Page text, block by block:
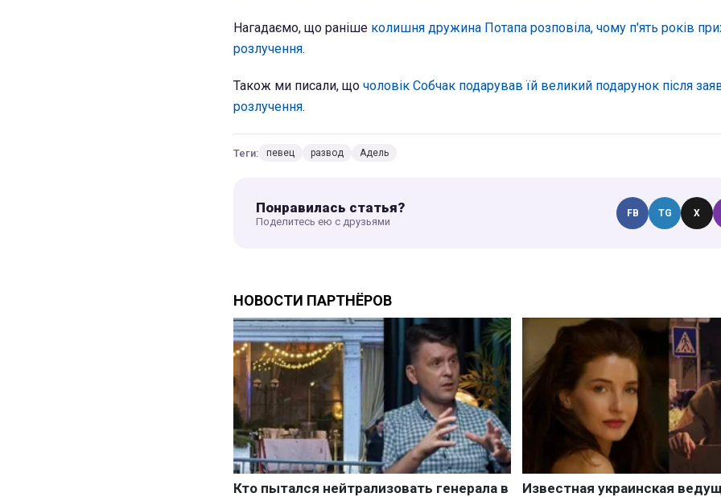
Нагадаємо, що раніше колишня дружина Потапа розповіла, чому п'ять років
розлучення.
Також ми писали, що чоловік Собчак подарував їй великий подарунок після
розлучення.
Теги: певец развод Адель
Понравилась статья?
Поделитесь ею с друзьями
FB TG X